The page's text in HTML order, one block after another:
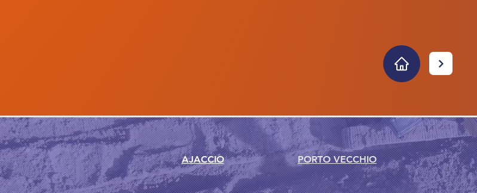
AJACCIO PORTO VECCHIO